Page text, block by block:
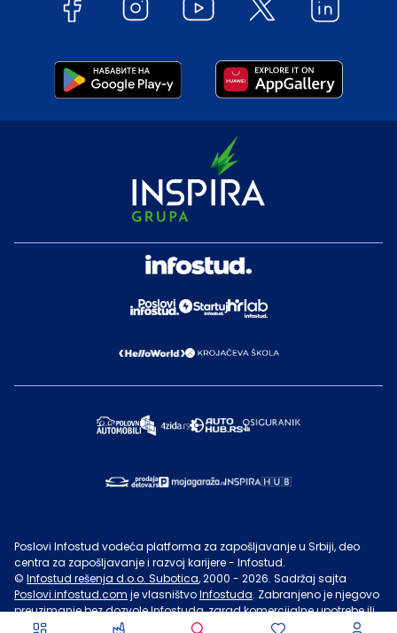
Poslovi Infostud vodeća platforma za zapošljavanje u Srbiji, deo
centra za zapošljavanje i razvoj karijere - Infostud.
© Infostud rešenja d.o.o. Subotica, 2000 - 2026. Sadržaj sajta
Poslovi.infostud.com je vlasništvoInfostuda. Zabranjeno je njegovo
preuzimanje bez dozvoleInfostuda, zarad komercijalne upotrebe ili
u druge svrhe, osim za lične potrebe posetilaca sajta.